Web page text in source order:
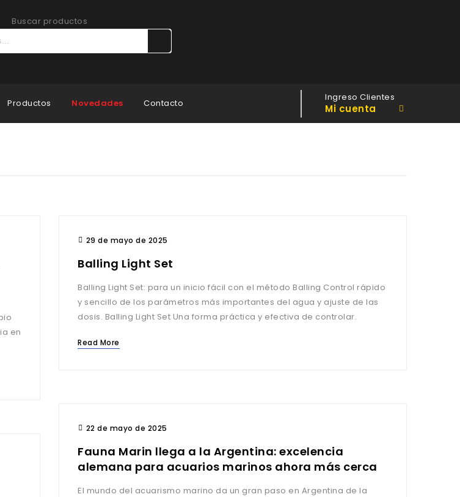
Buscar productos
Productos Novedades Contacto
Ingreso Clientes
Mi cuenta
en
29 de mayo de 2025
Balling Light Set
Balling Light Set: para un inicio fácil con el método Balling Control rápido
y sencillo de los parámetros más importantes del agua y ajuste de las
dosis. Balling Light Set Una forma práctica y efectiva de controlar.
Read More
22 de mayo de 2025
Fauna Marin llega a la Argentina: excelencia
alemana para acuarios marinos ahora más cerca
El mundo del acuarismo marino da un gran paso en Argentina de la